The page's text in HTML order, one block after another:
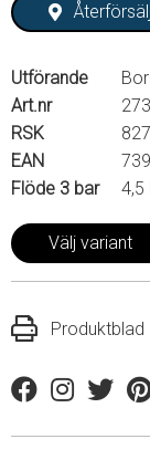
Utförande
Art.nr
RSK
EAN
Flöde 3 bar
4,5
Välj variant
Produktblad
FacebookInstagram
Twitter